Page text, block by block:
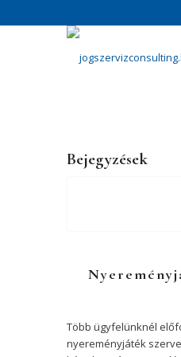
Bejegyzések
Több ügyfelünknél
nyereményjáték